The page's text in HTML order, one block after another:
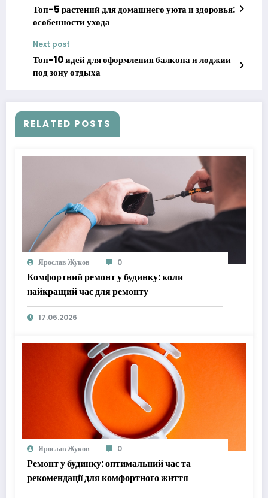
Топ-5 растений для домашнего уюта и здоровья:
особенности ухода
Next post
Топ-10 идей для оформления балкона и лоджии
под зону отдыха
RELATED POSTS
Ярослав Жуков 0
Комфортний ремонт у будинку: коли
найкращий час для ремонту
17.06.2026
Ярослав Жуков 0
Ремонт у будинку: оптимальний час та
рекомендації для комфортного життя